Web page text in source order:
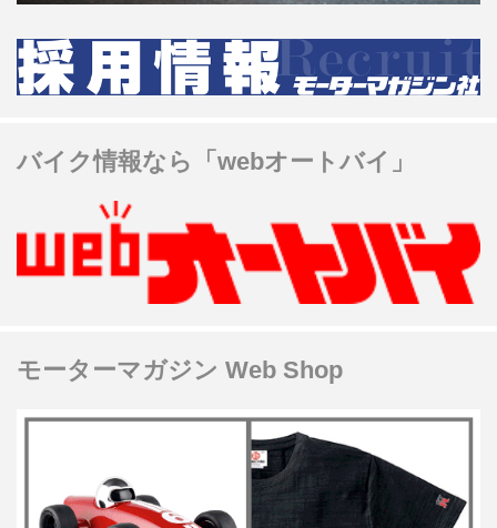
バイク情報なら「webオートバイ」
モーターマガジン Web Shop